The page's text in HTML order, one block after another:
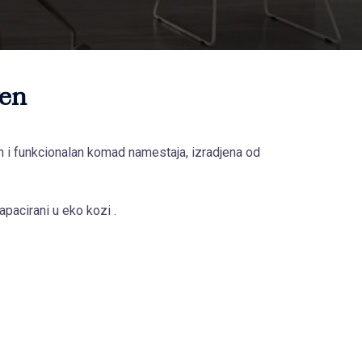
funkcionalan komad namestaja, izradjena od
u eko kozi .